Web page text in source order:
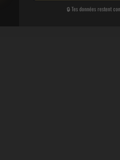
🔒 Tes données restent